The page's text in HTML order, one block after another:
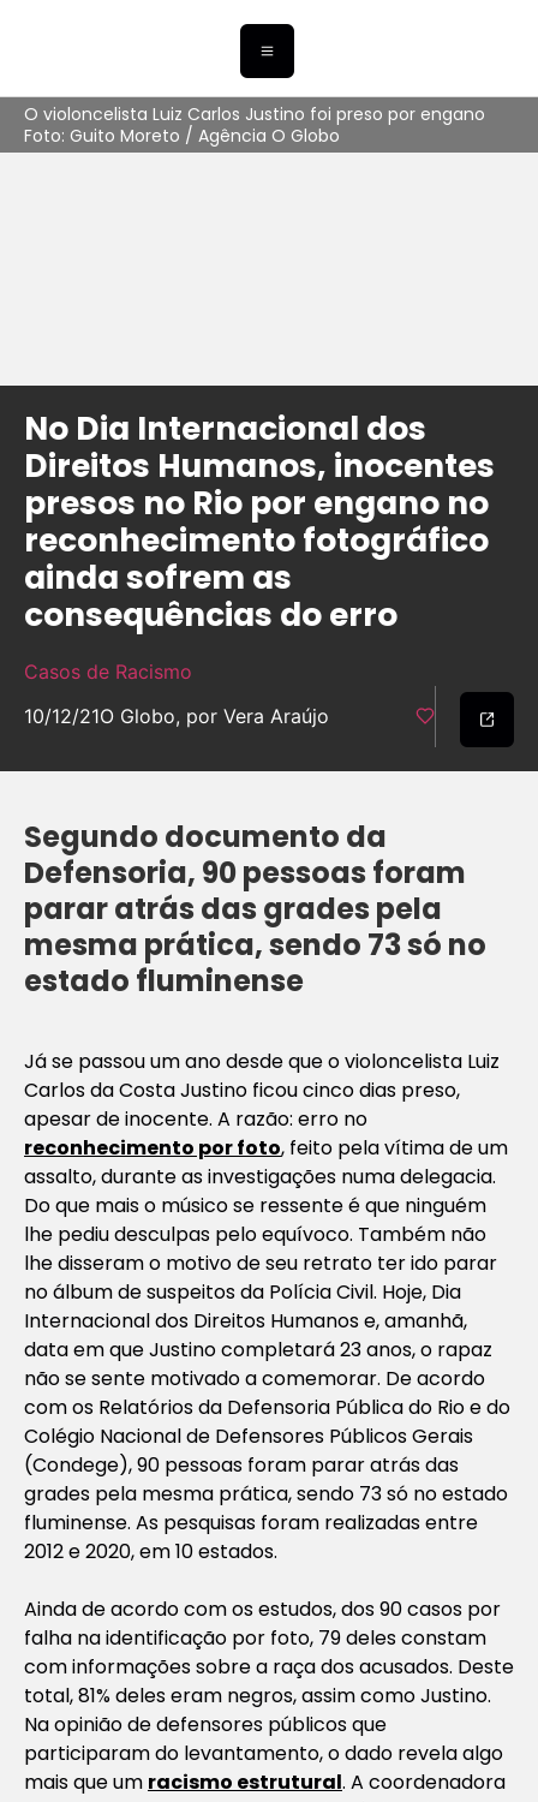
O violoncelista Luiz Carlos Justino foi preso por engano
Foto: Guito Moreto / Agência O Globo
No Dia Internacional dos
Direitos Humanos, inocentes
presos no Rio por engano no
reconhecimento fotográfico
ainda sofrem as
consequências do erro
Casos de Racismo
10/12/21O Globo, por Vera Araújo
Segundo documento da
Defensoria, 90 pessoas foram
parar atrás das grades pela
mesma prática, sendo 73 só no
estado fluminense
Já se passou um ano desde que o violoncelista Luiz
Carlos da Costa Justino ficou cinco dias preso,
apesar de inocente. A razão: erro no
reconhecimento por foto, feito pela vítima de um
assalto, durante as investigações numa delegacia.
Do que mais o músico se ressente é que ninguém
lhe pediu desculpas pelo equívoco. Também não
lhe disseram o motivo de seu retrato ter ido parar
no álbum de suspeitos da Polícia Civil. Hoje, Dia
Internacional dos Direitos Humanos e, amanhã,
data em que Justino completará 23 anos, o rapaz
não se sente motivado a comemorar. De acordo
com os Relatórios da Defensoria Pública do Rio e do
Colégio Nacional de Defensores Públicos Gerais
(Condege), 90 pessoas foram parar atrás das
grades pela mesma prática, sendo 73 só no estado
fluminense. As pesquisas foram realizadas entre
2012 e 2020, em 10 estados.
Ainda de acordo com os estudos, dos 90 casos por
falha na identificação por foto, 79 deles constam
com informações sobre a raça dos acusados. Deste
total, 81% deles eram negros, assim como Justino.
Na opinião de defensores públicos que
participaram do levantamento, o dado revela algo
mais que um racismo estrutural. A coordenadora